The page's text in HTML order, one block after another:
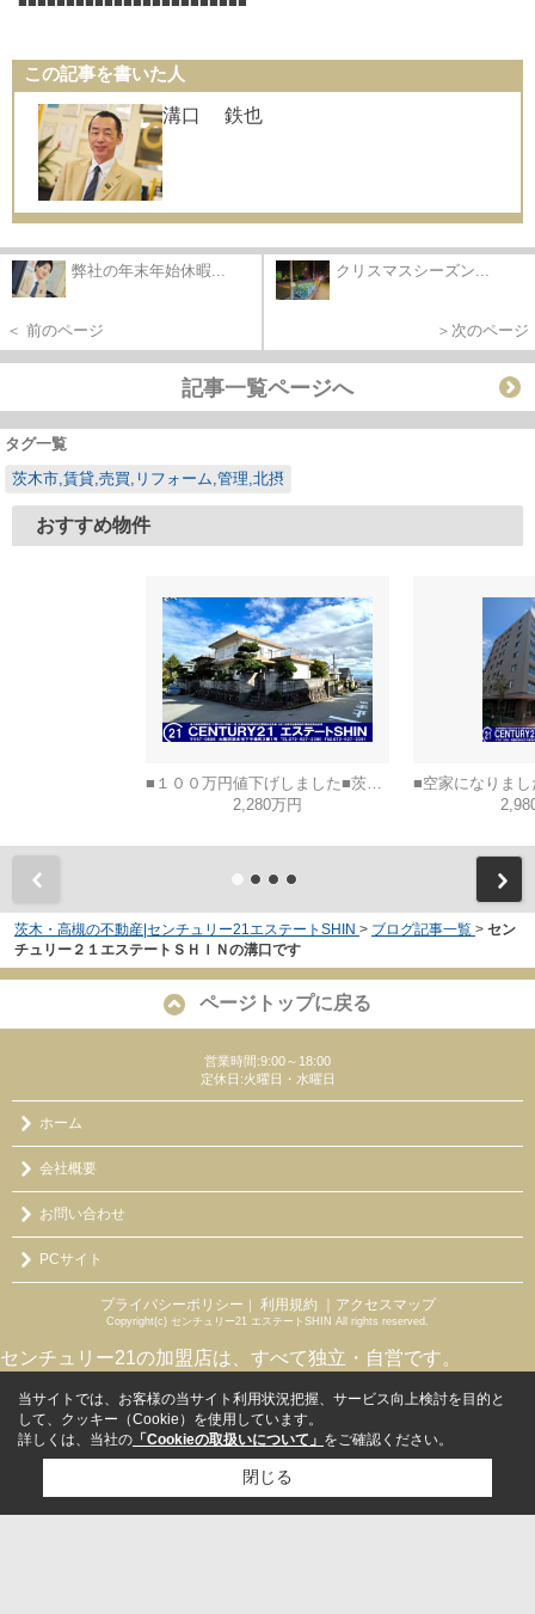
この記事を書いた人
溝口 鉄也
弊社の年末年始休暇...
＜ 前のページ
クリスマスシーズン...
＞次のページ
記事一覧ページへ
タグ一覧
茨木市,賃貸,売買,リフォーム,管理,北摂
おすすめ物件
■１００万円値下げしました■茨木市山手台五丁目
2,280万円
茨木・高槻の不動産|センチュリー21エステートSHIN > ブログ記事一覧 > セン
チュリー２１エステートＳＨＩＮの溝口です
ページトップに戻る
営業時間:9:00～18:00
定休日:火曜日・水曜日
ホーム
会社概要
お問い合わせ
PCサイト
プライバシーポリシー 利用規約 ｜アクセスマップ
Copyright(c) センチュリー21 エステートSHIN All rights reserved.
センチュリー21の加盟店は、すべて独立・自営です。
当サイトでは、お客様の当サイト利用状況把握、サービス向上検討を目的と
して、クッキー（Cookie）を使用しています。
詳しくは、当社の 「Cookieの取扱いについて」 をご確認ください。
閉じる